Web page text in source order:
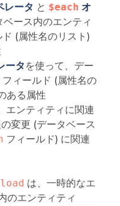
レータ と $each オ
ース内のエンティ
(属性名のリスト)
ータ を使って、デー
フィールド (属性名の
ある属性
エンティティに関連
変更 (データベース
フィールド) に関連
は、一時的なエ
のエンティティ